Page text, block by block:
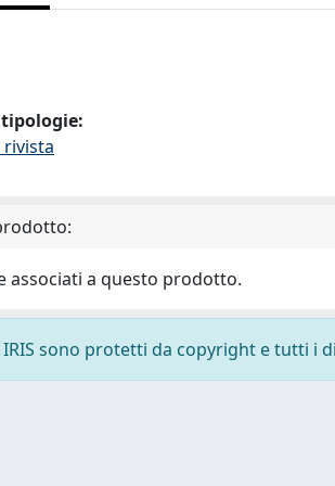
rivista
associati a questo prodotto.
sono protetti da copyright e tutti i